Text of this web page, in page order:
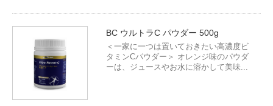
BC ウルトラC パウダー 500g
＜一家に一つは置いておきたい高濃度ビ
タミンCパウダー＞ オレンジ味のパウダ
ーは、ジュースやお水に溶かして美味...